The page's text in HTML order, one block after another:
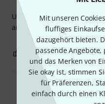
Mit unseren
fluffiges
dazugehört bieten.
passende
und das Merken von
Sie okay ist, stimmen
für Präferenzen,
einfach durch einen
Unersetzlich auf der Bühne
anpassbarste Ständer für
0
Alle